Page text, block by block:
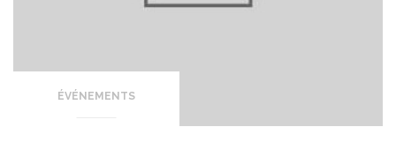
ÉVÉNEMENTS